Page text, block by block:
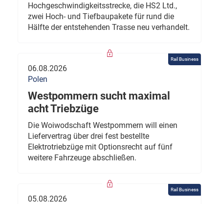
Hochgeschwindigkeitsstrecke, die HS2 Ltd.,
zwei Hoch- und Tiefbaupakete für rund die
Hälfte der entstehenden Trasse neu verhandelt.
Rail Business
06.08.2026
Polen
Westpommern sucht maximal
acht Triebzüge
Die Woiwodschaft Westpommern will einen
Liefervertrag über drei fest bestellte
Elektrotriebzüge mit Optionsrecht auf fünf
weitere Fahrzeuge abschließen.
Rail Business
05.08.2026